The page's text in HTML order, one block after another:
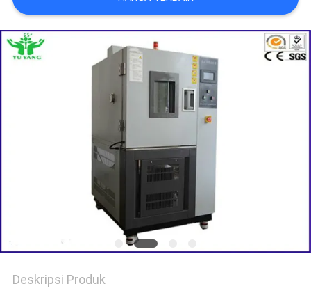
BERITA
PERMINTAAN
KEBIJAKAN
Deskripsi Produk